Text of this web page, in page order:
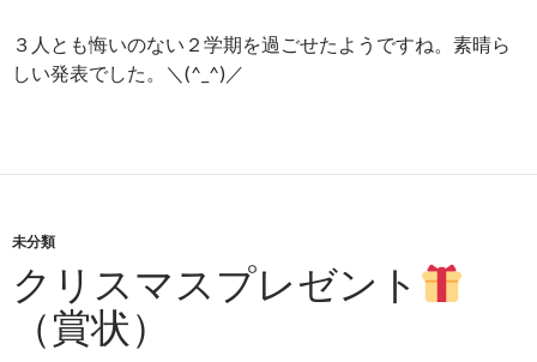
３人とも悔いのない２学期を過ごせたようですね。素晴ら
しい発表でした。＼(^_^)／
未分類
クリスマスプレゼント
（賞状）